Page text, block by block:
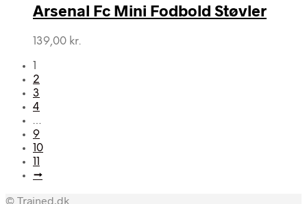
Arsenal Fc Mini Fodbold Støvler
139,00 kr.
1
2
3
4
…
9
10
11
→
© Trained.dk